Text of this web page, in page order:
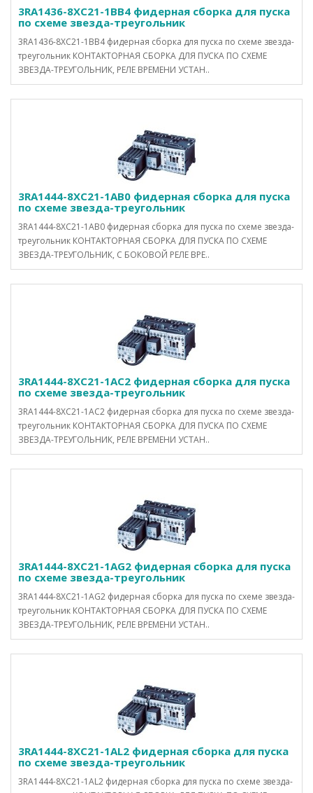
3RA1436-8XC21-1BB4 фидерная сборка для пуска
по схеме звезда-треугольник
3RA1436-8XC21-1BB4 фидерная сборка для пуска по схеме звезда-
треугольник КОНТАКТОРНАЯ СБОРКА ДЛЯ ПУСКА ПО СХЕМЕ
ЗВЕЗДА-ТРЕУГОЛЬНИК, РЕЛЕ ВРЕМЕНИ УСТАН..
3RA1444-8XC21-1AB0 фидерная сборка для пуска
по схеме звезда-треугольник
3RA1444-8XC21-1AB0 фидерная сборка для пуска по схеме звезда-
треугольник КОНТАКТОРНАЯ СБОРКА ДЛЯ ПУСКА ПО СХЕМЕ
ЗВЕЗДА-ТРЕУГОЛЬНИК, С БОКОВОЙ РЕЛЕ ВРЕ..
3RA1444-8XC21-1AC2 фидерная сборка для пуска
по схеме звезда-треугольник
3RA1444-8XC21-1AC2 фидерная сборка для пуска по схеме звезда-
треугольник КОНТАКТОРНАЯ СБОРКА ДЛЯ ПУСКА ПО СХЕМЕ
ЗВЕЗДА-ТРЕУГОЛЬНИК, РЕЛЕ ВРЕМЕНИ УСТАН..
3RA1444-8XC21-1AG2 фидерная сборка для пуска
по схеме звезда-треугольник
3RA1444-8XC21-1AG2 фидерная сборка для пуска по схеме звезда-
треугольник КОНТАКТОРНАЯ СБОРКА ДЛЯ ПУСКА ПО СХЕМЕ
ЗВЕЗДА-ТРЕУГОЛЬНИК, РЕЛЕ ВРЕМЕНИ УСТАН..
3RA1444-8XC21-1AL2 фидерная сборка для пуска
по схеме звезда-треугольник
3RA1444-8XC21-1AL2 фидерная сборка для пуска по схеме звезда-